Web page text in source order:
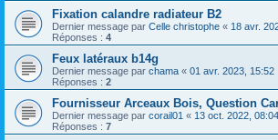
Fixation calandre radiateur B2
Dernier message par Celle christophe « 18 avr.
Réponses : 4
Feux latéraux b14g
Dernier message par chama « 01 avr. 2023, 15:52
Réponses : 2
Fournisseur Arceaux Bois, Question
Dernier message par corail01 « 13 oct. 2022, 08:04
Réponses : 7